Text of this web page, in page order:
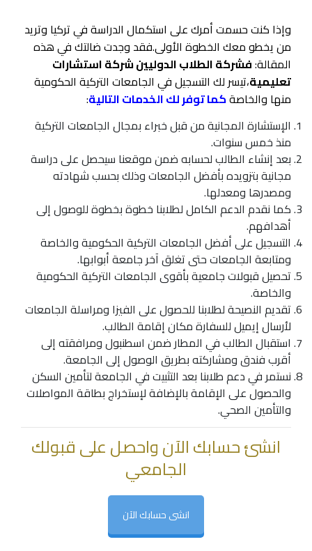
وإذا كنت حسمت أمرك على استكمال الدراسة في تركيا وتريد
من يخطو معك الخطوة الأولى.فقد وجدت ضالتك في هذه
المقالة:فشركة الطلاب الدوليين شركة استشارات
تعليمية،تيسر لك التسجيل في الجامعات التركية الحكومية
منها والخاصةكما توفر لك الخدمات التالية:
الإستشارة المجانية من قبل خبراء بمجال الجامعات التركية
منذ خمس سنوات.
بعد إنشاء الطالب لحسابه ضمن موقعنا سيحصل على دراسة
مجانية بتزويده بأفضل الجامعات وذلك بحسب شهادته
ومصدرها ومعدلها.
كما نقدم الدعم الكامل لطلابنا خطوة بخطوة للوصول إلى
أهدافهم.
التسجيل على أفضل الجامعات التركية الحكومية والخاصة
ومتابعة الجامعات حتى تغلق آخر جامعة أبوابها.
تحصيل قبولات جامعية بأقوى الجامعات التركية الحكومية
والخاصة.
تقديم النصيحة لطلابنا للحصول على الفيزا ومراسلة الجامعات
لأرسال إيميل للسفارة مكان إقامة الطالب.
استقبال الطالب في المطار ضمن اسطنبول ومرافقته إلى
أقرب فندق ومشاركته بطريق الوصول إلى الجامعة.
نستمر في دعم طلابنا بعد التثبيت في الجامعة لتأمين السكن
والحصول على الإقامة بالإضافة لإستخراج بطاقة المواصلات
والتأمين الصحي.
انشئ حسابك الآن واحصل على قبولك
الجامعي
انشى حسابك الآن